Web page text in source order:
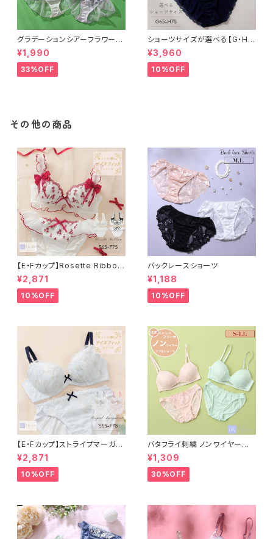
グラデーションシアーフラワー３/
４カップブラ＆バックレースフレ
アショーツ
¥1,990
33%OFF
ショーツサイズが選べる【G・H】
フラワーアップリケ ブラ＆ショー
ツセット
¥3,960
10%OFF
その他の商品
【E・Fカップ】Rosette Ribbon
ブラ＆ショーツ
¥2,871
10%OFF
バックレースショーツ
¥1,188
10%OFF
【E・Fカップ】ストライプマーガレ
ット ブラ＆ショーツ
¥2,871
10%OFF
バタフライ刺繍 ノンワイヤーブラ
＆ショーツ
¥1,309
30%OFF